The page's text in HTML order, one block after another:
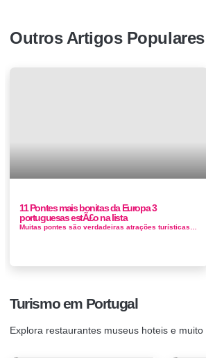
Outros Artigos
11 Pontes mais bonitas da Europa 3
portuguesas estÃ£o na lista
Turismo em Portugal
Explora restaurantes museus hoteis e